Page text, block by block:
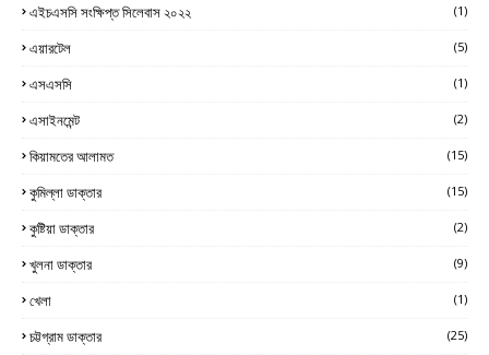
এইচএসসি সংক্ষিপ্ত সিলেবাস ২০২২ (1)
এয়ারটেল (5)
এসএসসি (1)
এসাইনমেন্ট (2)
কিয়ামতের আলামত (15)
কুমিল্লা ডাক্তার (15)
কুষ্টিয়া ডাক্তার (2)
খুলনা ডাক্তার (9)
খেলা (1)
চট্টগ্রাম ডাক্তার (25)